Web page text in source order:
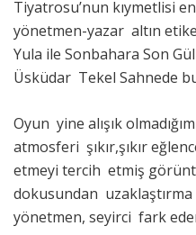
Tiyatrosu’nun kıymetlisi
yönetmen-yazar altın
Yula ile Sonbahara Son
Üsküdar Tekel Sahnede
Oyun yine alışık
atmosferi şıkır,şıkır
etmeyi tercih etmiş
dokusundan
yönetmen, seyirci fark